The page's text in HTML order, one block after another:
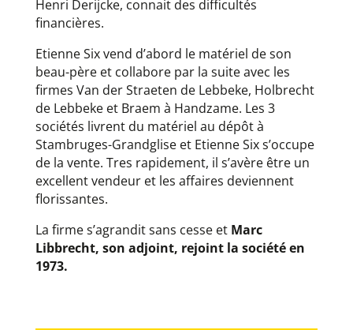
Henri Derijcke, connait des difficultés
financières.
Etienne Six vend d’abord le matériel de son
beau-père et collabore par la suite avec les
firmes Van der Straeten de Lebbeke, Holbrecht
de Lebbeke et Braem à Handzame. Les 3
sociétés livrent du matériel au dépôt à
Stambruges-Grandglise et Etienne Six s’occupe
de la vente. Tres rapidement, il s’avère être un
excellent vendeur et les affaires deviennent
florissantes.
La firme s’agrandit sans cesse etMarc
Libbrecht, son adjoint, rejoint la société en
1973.